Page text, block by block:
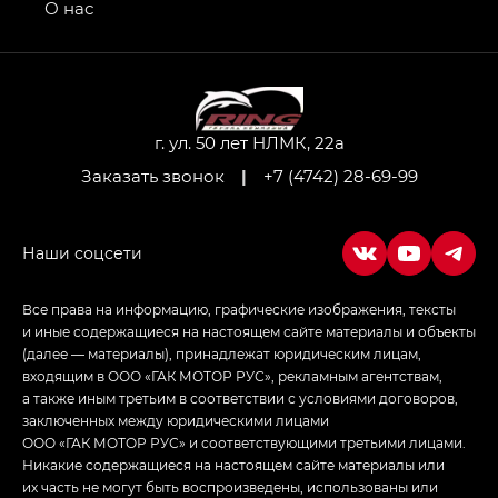
привод — GB AWD, Джи Эль Полный привод —
Джи Ти — GT, Джи Икс — GX,
Джи Икс ПРЕМИУМ — GX PREMIUM, ЛАУНЖ —
Empow — Эмпау (Empow) в комплектации
г. ул. 50 лет НЛМК, 22а
Заказать звонок
| +7 (4742) 28-69-99
О нас
Все права на информацию, графические изображения, тексты
и иные содержащиеся на настоящем сайте материалы и объекты
(далее — материалы), принадлежат юридическим лицам,
входящим в ООО «ГАК МОТОР РУС», рекламным агентствам,
а также иным третьим в соответствии с условиями договоров,
заключенных между юридическими лицами
ООО «ГАК МОТОР РУС» и соответствующими третьими лицами.
Никакие содержащиеся на настоящем сайте материалы или
их часть не могут быть воспроизведены, использованы или